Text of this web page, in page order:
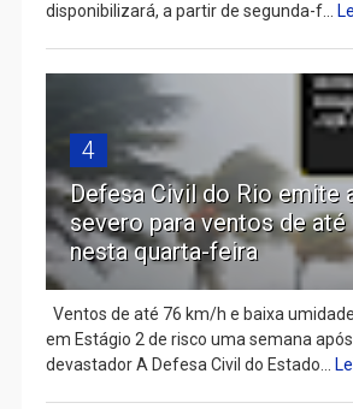
disponibilizará, a partir de segunda-f...
4
Defesa Civil do Rio emite
severo para ventos de
nesta quarta-feira
Ventos de até 76 km/h e baixa
em Estágio 2 de risco uma semana
devastador A Defesa Civil do Estado...